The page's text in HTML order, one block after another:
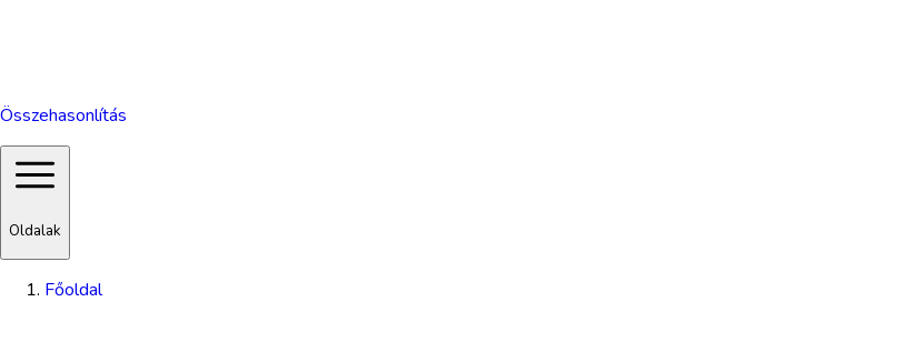
Összehasonlítás
Oldalak
Főoldal